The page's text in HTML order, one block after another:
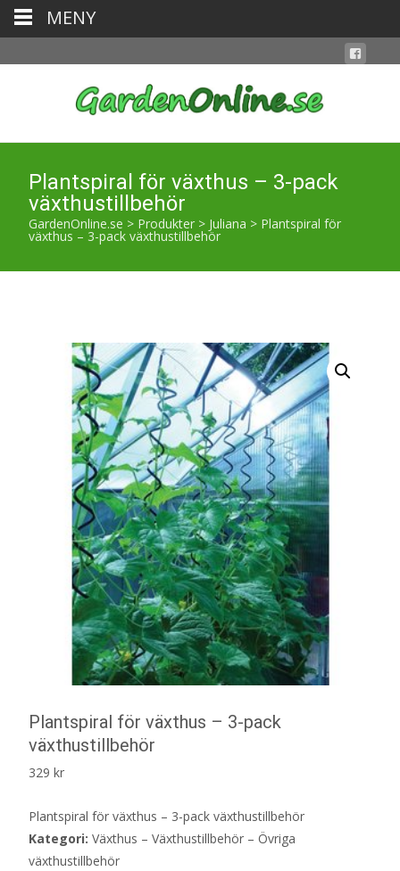
Plantspiral för växthus – 3-pack
växthustillbehör
GardenOnline.se > Produkter > Juliana > Plantspiral för
växthus – 3-pack växthustillbehör
Plantspiral för växthus – 3-pack
växthustillbehör
329 kr
Plantspiral för växthus – 3-pack växthustillbehör
Kategori: Växthus – Växthustillbehör – Övriga
växthustillbehör
MENY